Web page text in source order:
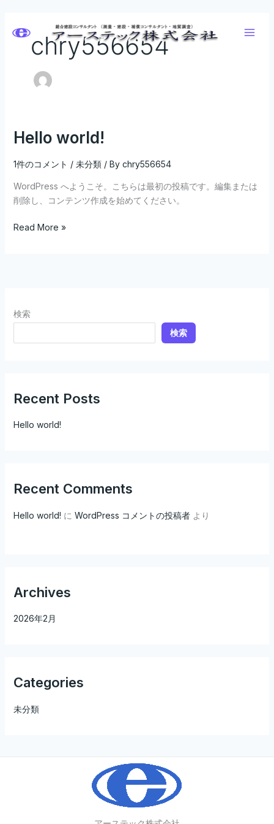
chry556654
Hello world!
1件のコメント / 未分類/ By chry556654
WordPress へようこそ。こちらは最初の投稿です。編集または
削除し、コンテンツ作成を始めてください。
Hello
Read More »
検索
検索
Recent Posts
Hello world!
Recent Comments
Hello world! に WordPress コメントの投稿者より
Archives
2026年2月
Categories
未分類